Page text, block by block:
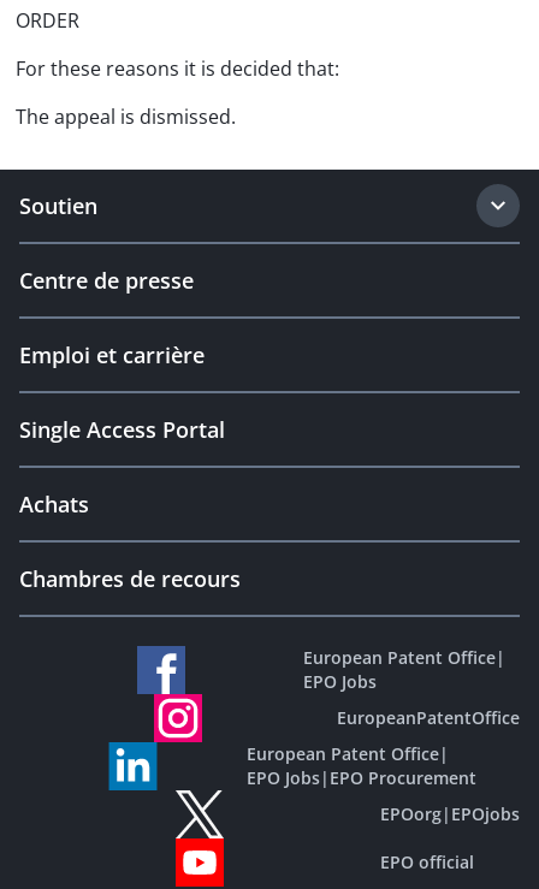
ORDER
For these reasons it is decided that:
The appeal is dismissed.
Soutien
Centre de presse
Emploi et carrière
Single Access Portal
Achats
Chambres de recours
European Patent Office|
EPO Jobs
EuropeanPatentOffice
European Patent Office|
EPO Jobs| EPO Procurement
EPOorg| EPOjobs
EPO official